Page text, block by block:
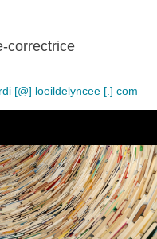
correctrice
[@] loeildelyncee [.] com